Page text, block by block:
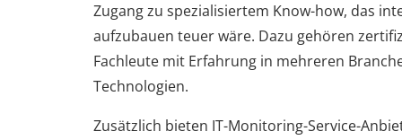
Zugang zu spezialisiertem Know-how, das
aufzubauen teuer wäre. Dazu gehören
Fachleute mit Erfahrung in mehreren
Technologien.
Zusätzlich bieten IT-Monitoring-Service-